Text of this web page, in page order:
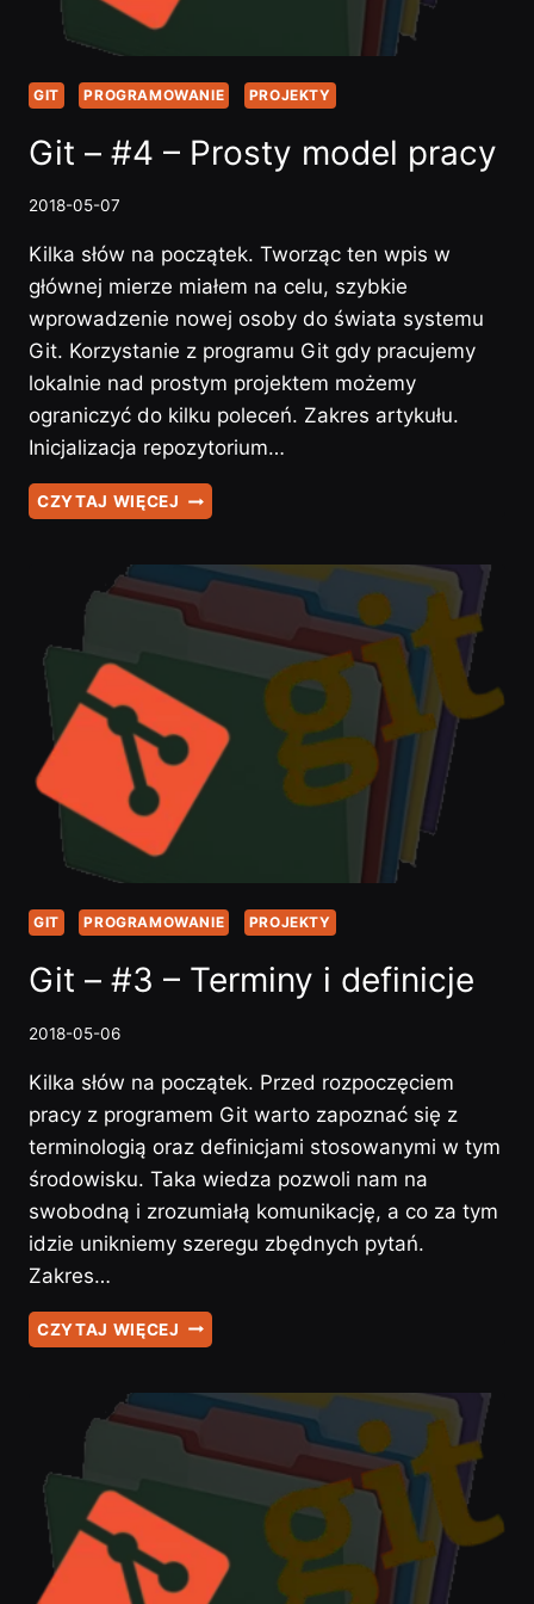
GIT PROGRAMOWANIE PROJEKTY
Git – #4 – Prosty model pracy
2018-05-07
Kilka słów na początek. Tworząc ten wpis w
głównej mierze miałem na celu, szybkie
wprowadzenie nowej osoby do świata systemu
Git. Korzystanie z programu Git gdy pracujemy
lokalnie nad prostym projektem możemy
ograniczyć do kilku poleceń. Zakres artykułu.
Inicjalizacja repozytorium…
CZYTAJ WIĘCEJ GIT
–
PROSTY
MODEL
GIT PROGRAMOWANIE PROJEKTY
Git – #3 – Terminy i definicje
2018-05-06
Kilka słów na początek. Przed rozpoczęciem
pracy z programem Git warto zapoznać się z
terminologią oraz definicjami stosowanymi w tym
środowisku. Taka wiedza pozwoli nam na
swobodną i zrozumiałą komunikację, a co za tym
idzie unikniemy szeregu zbędnych pytań.
Zakres…
CZYTAJ WIĘCEJ GIT
–
TERMINY
I
DEFINICJE